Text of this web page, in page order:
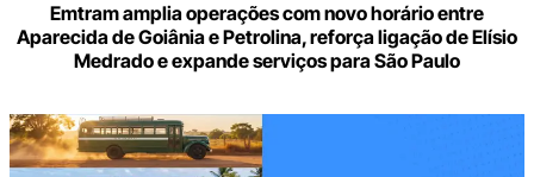
Emtram amplia operações com novo horário entre
Aparecida de Goiânia e Petrolina, reforça ligação de Elísio
Medrado e expande serviços para São Paulo